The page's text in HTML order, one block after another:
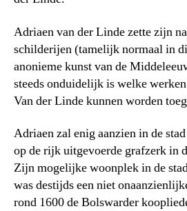
Adriaen van der Linde zette zijn
schilderijen (tamelijk normaal in
anonieme kunst van de
steeds onduidelijk is welke
Van der Linde kunnen worden
Adriaen zal enig aanzien in de
op de rijk uitgevoerde grafzerk in
Zijn mogelijke woonplek in de
was destijds een niet
rond 1600 de Bolswarder